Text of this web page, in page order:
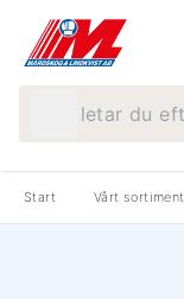
Start Vårt sortiment